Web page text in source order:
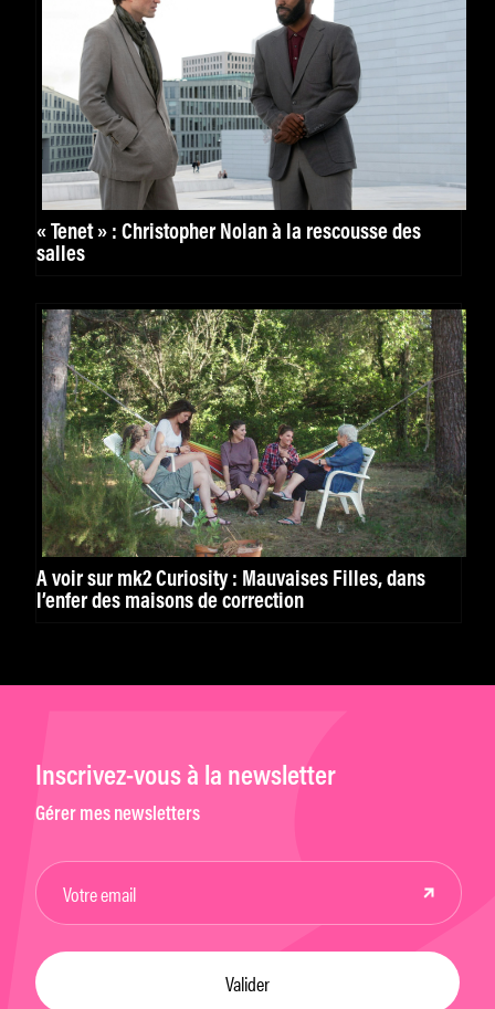
« Tenet » : Christopher Nolan à la rescousse des
salles
À voir sur mk2 Curiosity : Mauvaises Filles, dans
l’enfer des maisons de correction
Inscrivez-vous à la newsletter
Gérer mes newsletters